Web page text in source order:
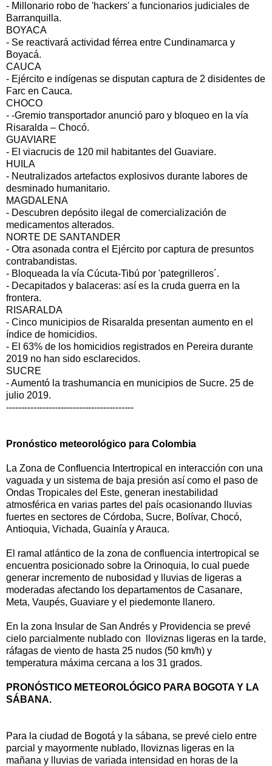
- Millonario robo de 'hackers' a funcionarios judiciales de
Barranquilla.
BOYACA
- Se reactivará actividad férrea entre Cundinamarca y
Boyacá.
CAUCA
- Ejército e indígenas se disputan captura de 2 disidentes de
Farc en Cauca.
CHOCO
- -Gremio transportador anunció paro y bloqueo en la vía
Risaralda – Chocó.
GUAVIARE
- El viacrucis de 120 mil habitantes del Guaviare.
HUILA
- Neutralizados artefactos explosivos durante labores de
desminado humanitario.
MAGDALENA
- Descubren depósito ilegal de comercialización de
medicamentos alterados.
NORTE DE SANTANDER
- Otra asonada contra el Ejército por captura de presuntos
contrabandistas.
- Bloqueada la vía Cúcuta-Tibú por 'pategrilleros´.
- Decapitados y balaceras: así es la cruda guerra en la
frontera.
RISARALDA
- Cinco municipios de Risaralda presentan aumento en el
índice de homicidios.
- El 63% de los homicidios registrados en Pereira durante
2019 no han sido esclarecidos.
SUCRE
- Aumentó la trashumancia en municipios de Sucre. 25 de
julio 2019.
------------------------------------------
Pronóstico meteorológico para Colombia
La Zona de Confluencia Intertropical en interacción con una
vaguada y un sistema de baja presión así como el paso de
Ondas Tropicales del Este, generan inestabilidad
atmosférica en varias partes del país ocasionando lluvias
fuertes en sectores de Córdoba, Sucre, Bolívar, Chocó,
Antioquia, Vichada, Guainía y Arauca.
El ramal atlántico de la zona de confluencia intertropical se
encuentra posicionado sobre la Orinoquia, lo cual puede
generar incremento de nubosidad y lluvias de ligeras a
moderadas afectando los departamentos de Casanare,
Meta, Vaupés, Guaviare y el piedemonte llanero.
En la zona Insular de San Andrés y Providencia se prevé
cielo parcialmente nublado con lloviznas ligeras en la tarde,
ráfagas de viento de hasta 25 nudos (50 km/h) y
temperatura máxima cercana a los 31 grados.
PRONÓSTICO METEOROLÓGICO PARA BOGOTA Y LA
SÁBANA.
Para la ciudad de Bogotá y la sábana, se prevé cielo entre
parcial y mayormente nublado, lloviznas ligeras en la
mañana y lluvias de variada intensidad en horas de la